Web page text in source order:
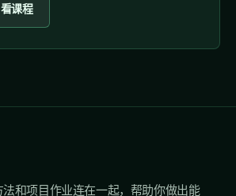
看课程
和项目作业连在一起，帮助你做出能